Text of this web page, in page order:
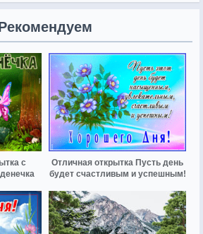
с
Отличная открытка Пусть день
будет счастливым и успешным!